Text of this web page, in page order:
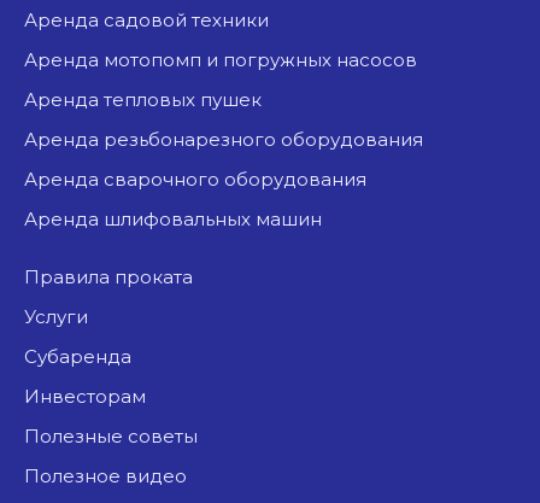
аренда садовой техники
аренда мотопомп и погружных насосов
аренда тепловых пушек
аренда резьбонарезного оборудования
аренда сварочного оборудования
аренда шлифовальных машин
Правила проката
Услуги
Субаренда
Инвесторам
Полезные советы
Полезное видео